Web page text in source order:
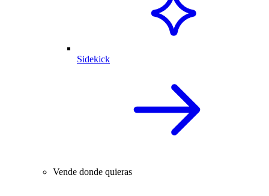
Sidekick
Vende donde quieras